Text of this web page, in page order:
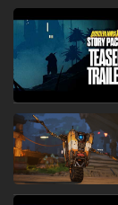
Bliv en ustoppelig
med et helt nyt
Borderlands som
entrehager og
modstanden fra alle
altødelæggende
Hunters unikke
mange
fyldt med vilde